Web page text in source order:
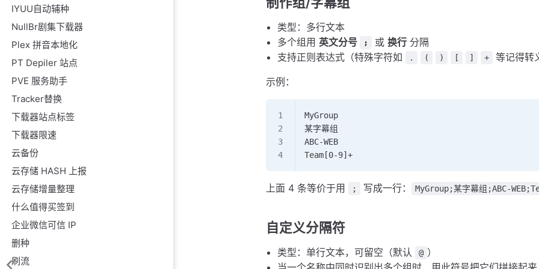
IYUU自动辅种
NullBr剧集下载器
Plex 拼音本地化
PT Depiler 站点
PVE 服务助手
Tracker替换
下载器站点标签
下载器限速
云备份
云存储 HASH 上报
云存储增量整理
什么值得买签到
企业微信可信 IP
删种
刷流
类型：多行文本
多个组用 英文分号 ; 或换行 分隔
支持正则表达式（特殊字符如
. ( ) [ ] + 等记得转
示例：
MyGroup
某字幕组
ABC-WEB
Team[0-9]+
上面 4 条等价于用 ; 写成一行： MyGroup;某字幕组;ABC-
自定义分隔符
类型：单行文本，可留空（默认 @ ）